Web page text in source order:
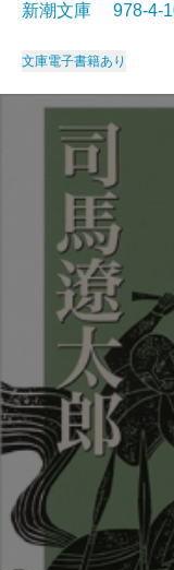
新潮文庫 978-4-
文庫電子書籍あり